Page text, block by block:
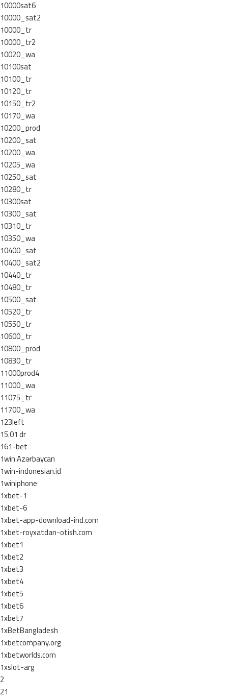
10000sat6
10000_sat2
10000_tr
10000_tr2
10020_wa
10100sat
10100_tr
10120_tr
10150_tr2
10170_wa
10200_prod
10200_sat
10200_wa
10205_wa
10250_sat
10280_tr
10300sat
10300_sat
10310_tr
10350_wa
10400_sat
10400_sat2
10440_tr
10480_tr
10500_sat
10520_tr
10550_tr
10600_tr
10800_prod
10830_tr
11000prod4
11000_wa
11075_tr
11700_wa
123left
15.01 dr
161-bet
1win Azərbaycan
1win-indonesian.id
1winiphone
1xbet-1
1xbet-6
1xbet-app-download-ind.com
1xbet-royxatdan-otish.com
1xbet1
1xbet2
1xbet3
1xbet4
1xbet5
1xbet6
1xbet7
1xBetBangladesh
1xbetcompany.org
1xbetworlds.com
1xslot-arg
2
21